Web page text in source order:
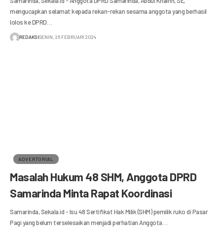
mengucapkan selamat kepada rekan-rekan sesama anggota yang berhasil
lolos ke DPRD…
REDAKSISENIN, 26 FEBRUARI 2024
ADVERTORIAL
Masalah Hukum 48 SHM, Anggota DPRD
Samarinda Minta Rapat Koordinasi
Samarinda, Sekala.id - Isu 48 Sertifikat Hak Milik (SHM) pemilik ruko di Pasar
Pagi yang belum terselesaikan menjadi perhatian Anggota…